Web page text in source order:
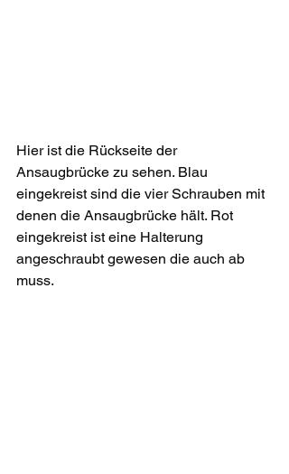
Hier ist die Rückseite der
Ansaugbrücke zu sehen. Blau
eingekreist sind die vier Schrauben mit
denen die Ansaugbrücke hält. Rot
eingekreist ist eine Halterung
angeschraubt gewesen die auch ab
muss.